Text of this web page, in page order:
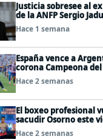
Justicia sobresee al
de la ANFP Sergio
Hace 1 semana
España vence a
corona Campeona
2026
Hace 2 semanas
El boxeo profesional
sacudir Osorno este
Hace 2 semanas